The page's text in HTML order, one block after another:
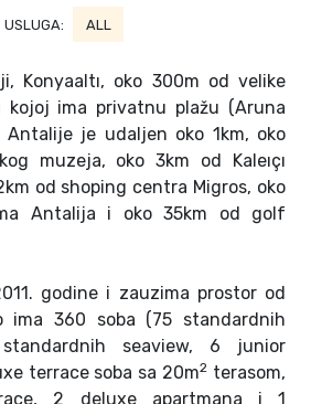
USLUGA: ALL
Konyaaltı, oko 300m od velike
kojoj ima privatnu plažu (Aruna
Antalije je udaljen oko 1km, oko
muzeja, oko 3km od Kaleıçı
od shoping centra Migros, oko
Antalija i oko 35km od golf
godine i zauzima prostor od
ima 360 soba (75 standardnih
seaview, 6 junior
terrace soba sa 20m2 terasom,
2 deluxe apartmana i 1